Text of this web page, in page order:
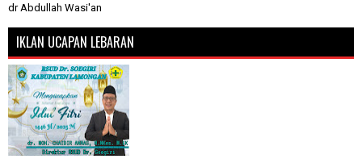
dr Abdullah Wasi'an
IKLAN UCAPAN LEBARAN